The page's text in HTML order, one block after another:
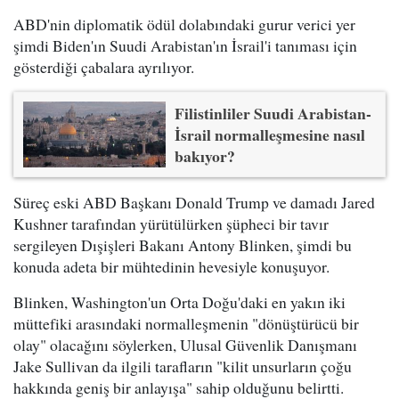
ABD'nin diplomatik ödül dolabındaki gurur verici yer
şimdi Biden'ın Suudi Arabistan'ın İsrail'i tanıması için
gösterdiği çabalara ayrılıyor.
Filistinliler Suudi Arabistan-
İsrail normalleşmesine nasıl
bakıyor?
Süreç eski ABD Başkanı Donald Trump ve damadı Jared
Kushner tarafından yürütülürken şüpheci bir tavır
sergileyen Dışişleri Bakanı Antony Blinken, şimdi bu
konuda adeta bir mühtedinin hevesiyle konuşuyor.
Blinken, Washington'un Orta Doğu'daki en yakın iki
müttefiki arasındaki normalleşmenin "dönüştürücü bir
olay" olacağını söylerken, Ulusal Güvenlik Danışmanı
Jake Sullivan da ilgili tarafların "kilit unsurların çoğu
hakkında geniş bir anlayışa" sahip olduğunu belirtti.